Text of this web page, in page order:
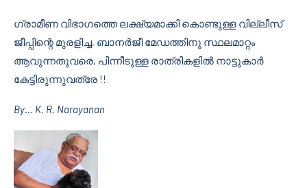
ഗ്രാമീണ വിഭാഗത്തെ ലക്ഷ്യമാക്കി കൊണ്ടുള്ള വില്ലീസ്
ജീപ്പിന്റെ മുരളിച്ച, ബാനര്‍ജീ മേഡത്തിനു സ്ഥലമാറ്റം
ആവുന്നതുവരെ, പിന്നീടുള്ള രാത്രികളില്‍ നാട്ടുകാര്‍
കേട്ടിരുന്നുവത്രേ !!
By… K. R. Narayanan